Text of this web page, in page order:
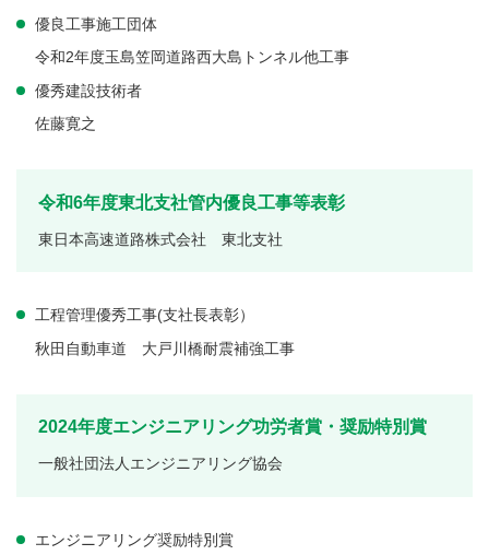
優良工事施工団体
令和2年度玉島笠岡道路西大島トンネル他工事
優秀建設技術者
佐藤寛之
令和6年度東北支社管内優良工事等表彰
東日本高速道路株式会社 東北支社
工程管理優秀工事(支社長表彰）
秋田自動車道 大戸川橋耐震補強工事
2024年度エンジニアリング功労者賞・奨励特別賞
一般社団法人エンジニアリング協会
エンジニアリング奨励特別賞